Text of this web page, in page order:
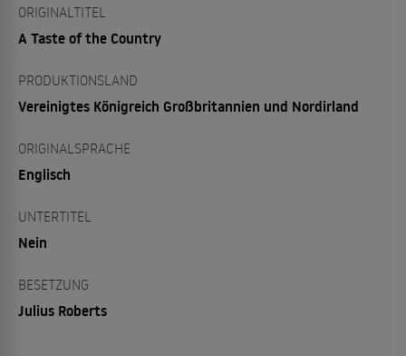
ORIGINALTITEL
A Taste of the Country
PRODUKTIONSLAND
Vereinigtes Königreich Großbritannien und Nordirland
ORIGINALSPRACHE
Englisch
UNTERTITEL
Nein
BESETZUNG
Julius Roberts